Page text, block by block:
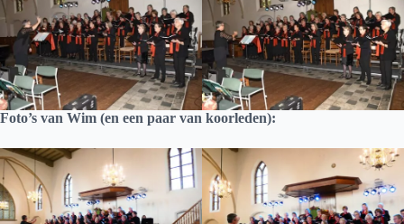
Foto’s van Wim (en een paar van koorleden):